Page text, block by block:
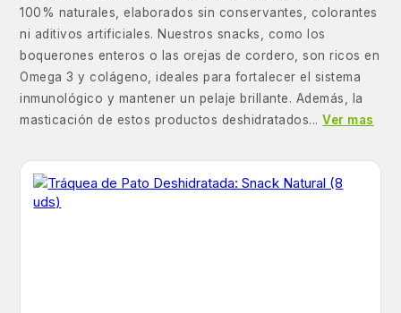
100% naturales, elaborados sin conservantes, colorantes
ni aditivos artificiales. Nuestros snacks, como los
boquerones enteros o las orejas de cordero, son ricos en
Omega 3 y colágeno, ideales para fortalecer el sistema
inmunológico y mantener un pelaje brillante. Además, la
masticación de estos productos deshidratados...Ver mas